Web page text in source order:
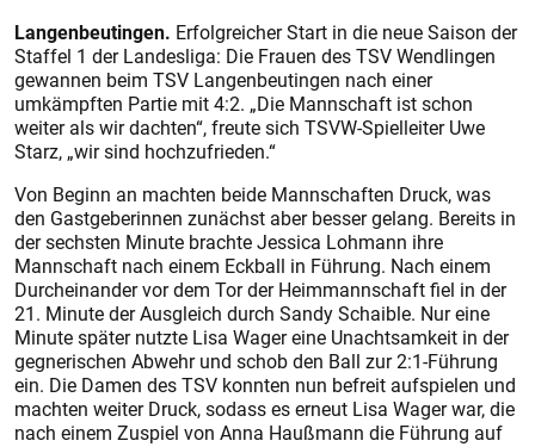
Langenbeutingen. Erfolgreicher Start in die neue Saison der
Staffel 1 der Landesliga: Die Frauen des TSV Wendlingen
gewannen beim TSV Langenbeutingen nach einer
umkämpften Partie mit 4:2. „Die Mannschaft ist schon
weiter als wir dachten“, freute sich TSVW-Spielleiter Uwe
Starz, „wir sind hochzufrieden.“
Von Beginn an machten beide Mannschaften Druck, was
den Gastgeberinnen zunächst aber besser gelang. Bereits in
der sechsten Minute brachte Jessica Lohmann ihre
Mannschaft nach einem Eckball in Führung. Nach einem
Durcheinander vor dem Tor der Heimmannschaft fiel in der
21. Minute der Ausgleich durch Sandy Schaible. Nur eine
Minute später nutzte Lisa Wager eine Unachtsamkeit in der
gegnerischen Abwehr und schob den Ball zur 2:1-Führung
ein. Die Damen des TSV konnten nun befreit aufspielen und
machten weiter Druck, sodass es erneut Lisa Wager war, die
nach einem Zuspiel von Anna Haußmann die Führung auf